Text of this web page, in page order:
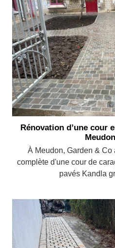
Rénovation d’une cour
À Meudon, Garden &
complète d'une cour de
pavés Kandla